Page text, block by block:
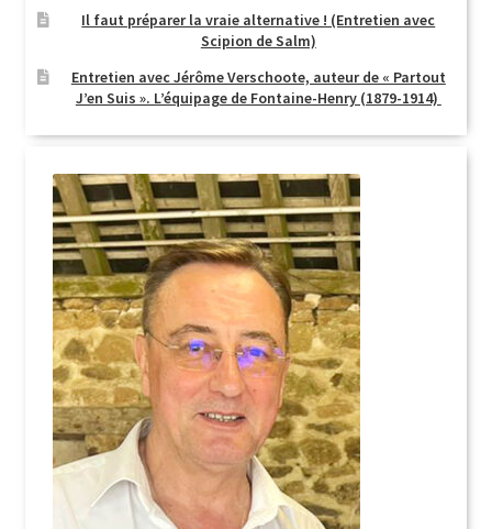
Il faut préparer la vraie alternative ! (Entretien avec
Scipion de Salm)
Entretien avec Jérôme Verschoote, auteur de « Partout
J’en Suis ». L’équipage de Fontaine-Henry (1879-1914)